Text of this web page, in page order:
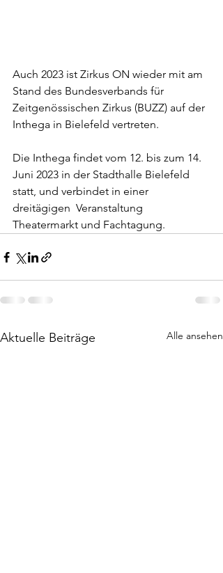
Auch 2023 ist Zirkus ON wieder mit am
Stand des Bundesverbands für
Zeitgenössischen Zirkus (BUZZ) auf der
Inthega in Bielefeld vertreten.
Die Inthega findet vom 12. bis zum 14.
Juni 2023 in der Stadthalle Bielefeld
statt, und verbindet in einer
dreitägigen  Veranstaltung
Theatermarkt und Fachtagung.
Aktuelle Beiträge Alle ansehen